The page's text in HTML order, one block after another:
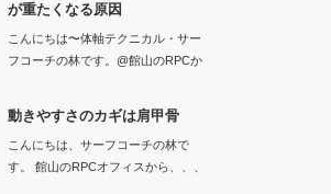
が重たくなる原因
こんにちは〜体軸テクニカル・サー
フコーチの林です。@館山のRPCか
動きやすさのカギは肩甲骨
こんにちは、サーフコーチの林で
す。 館山のRPCオフィスから、、、